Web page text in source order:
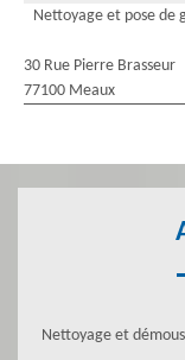
Nettoyage et pose de
30 Rue Pierre Brasseur
77100 Meaux
Nettoyage et